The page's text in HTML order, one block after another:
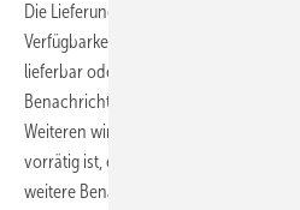
Die Lieferung von Publikationen erfolgt
Verfügbarkeit der Ware. Ist diese zum
lieferbar oder noch nicht erschienen,
Benachrichtigung über den
Weiteren wird die Bestellung durch
vorrätig ist, erfolgt der Versand an den
weitere Benachrichtigung an ihn